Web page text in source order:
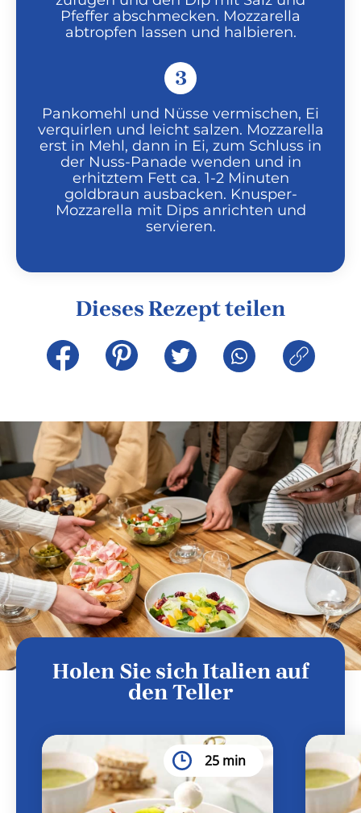
Pfeffer abschmecken. Mozzarella
abtropfen lassen und halbieren.
3
Pankomehl und Nüsse vermischen, Ei
verquirlen und leicht salzen. Mozzarella
erst in Mehl, dann in Ei, zum Schluss in
der Nuss-Panade wenden und in
erhitztem Fett ca. 1-2 Minuten
goldbraun ausbacken. Knusper-
Mozzarella mit Dips anrichten und
servieren.
Dieses Rezept teilen
Holen Sie sich Italien auf
den Teller
25 min